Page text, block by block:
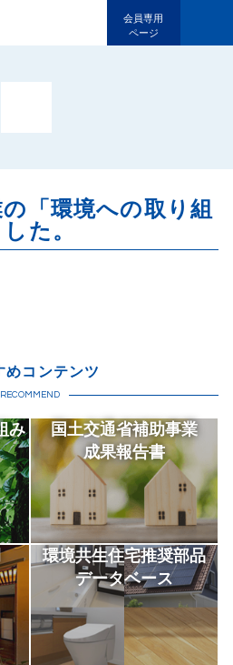
会員専用
ページ
「環境への取り組
た。
めコンテンツ
RECOMMEND
み
国土交通省補助事業
成果報告書
環境共生住宅推奨部品
データベース